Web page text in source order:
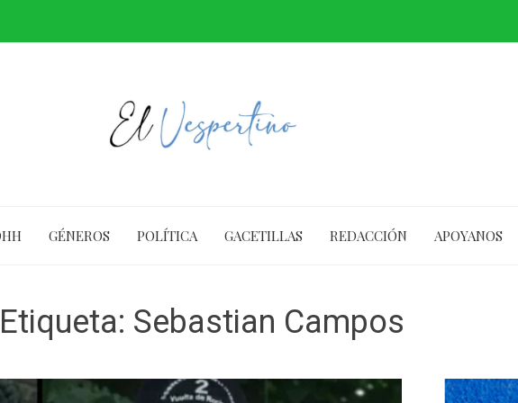
GÉNEROS POLÍTICA GACETILLAS REDACCIÓN APOYANOS
Etiqueta: Sebastian Campos